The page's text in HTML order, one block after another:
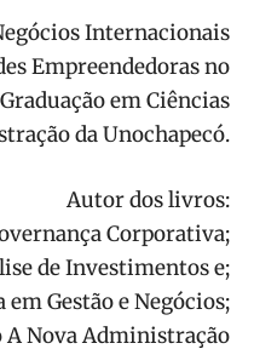
Internacionais
Empreendedoras no
em Ciências
da Unochapecó.
Autor dos livros:
Corporativa;
de Investimentos e;
em Gestão e Negócios;
Nova Administração